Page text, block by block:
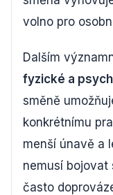
volno pro
Dalším
fyzické a
směně
konkrétnímu
menší únavě a
nemusí bojovat
často